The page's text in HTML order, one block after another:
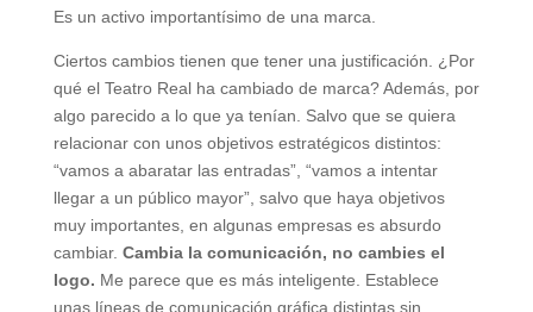
Es un activo importantísimo de una marca.
Ciertos cambios tienen que tener una justificación. ¿Por
qué el Teatro Real ha cambiado de marca? Además, por
algo parecido a lo que ya tenían. Salvo que se quiera
relacionar con unos objetivos estratégicos distintos:
“vamos a abaratar las entradas”, “vamos a intentar
llegar a un público mayor”, salvo que haya objetivos
muy importantes, en algunas empresas es absurdo
cambiar. Cambia la comunicación, no cambies el
logo. Me parece que es más inteligente. Establece
unas líneas de comunicación gráfica distintas sin